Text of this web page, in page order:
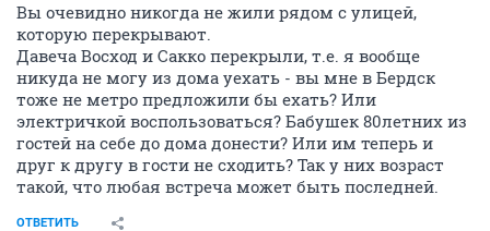
Вы очевидно никогда не жили рядом с улицей,
которую перекрывают.
Давеча Восход и Сакко перекрыли, т.е. я вообще
никуда не могу из дома уехать - вы мне в Бердск
тоже не метро предложили бы ехать? Или
электричкой воспользоваться? Бабушек 80летних из
гостей на себе до дома донести? Или им теперь и
друг к другу в гости не сходить? Так у них возраст
такой, что любая встреча может быть последней.
ОТВЕТИТЬ